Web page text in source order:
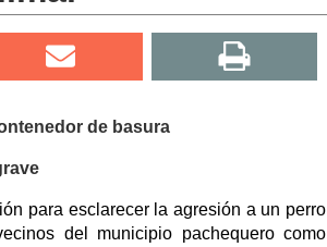
de basura
para esclarecer la agresión a un perro
del municipio pachequero como